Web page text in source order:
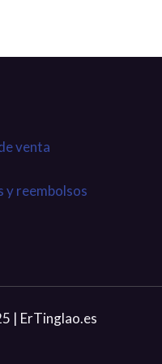
venta
y reembolsos
| ErTinglao.es